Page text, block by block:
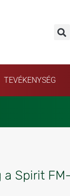
TEVÉKENYSÉG
a Spirit